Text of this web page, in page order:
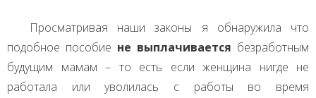
Просматривая наши законы я обнаружила что
подобное пособие не выплачивается безработным
будущим мамам – то есть если женщина нигде не
работала или уволилась с работы во время